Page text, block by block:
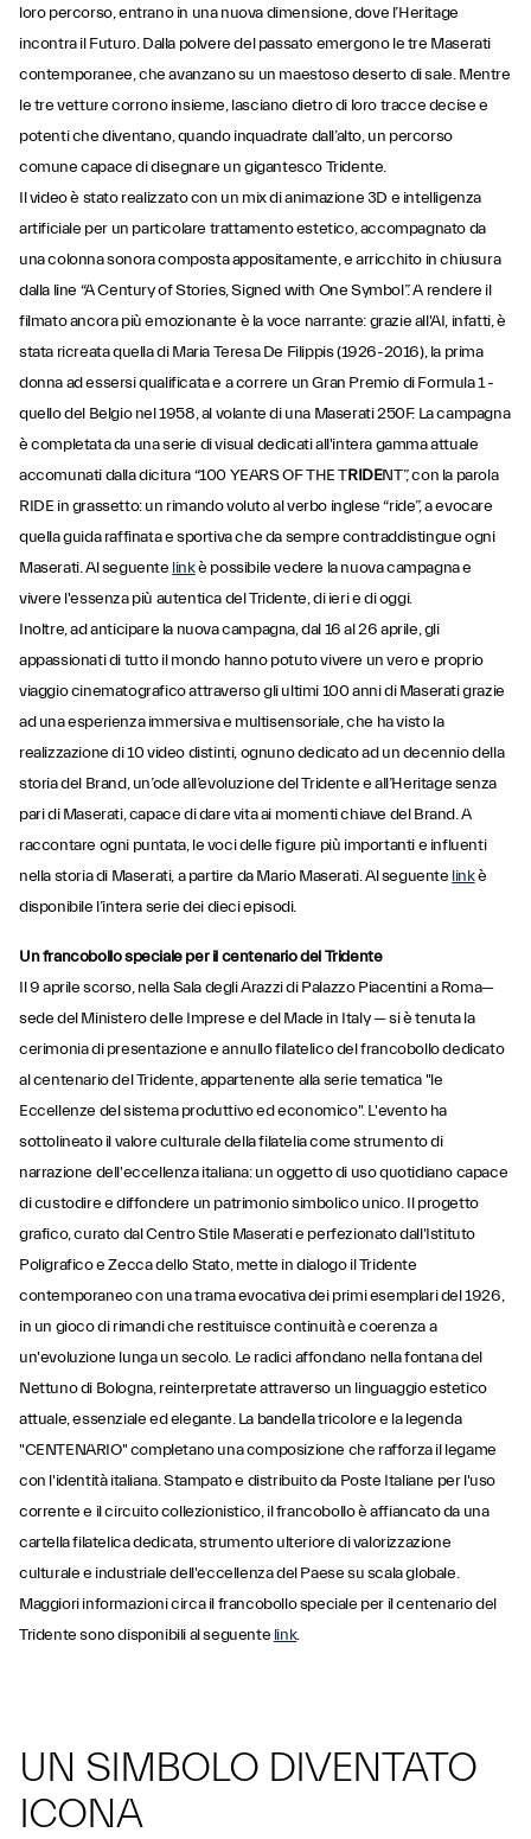
loro percorso, entrano in una nuova dimensione, dove l’Heritage
incontra il Futuro. Dalla polvere del passato emergono le tre Maserati
contemporanee, che avanzano su un maestoso deserto di sale. Mentre
le tre vetture corrono insieme, lasciano dietro di loro tracce decise e
potenti che diventano, quando inquadrate dall’alto, un percorso
comune capace di disegnare un gigantesco Tridente.
Il video è stato realizzato con un mix di animazione 3D e intelligenza
artificiale per un particolare trattamento estetico, accompagnato da
una colonna sonora composta appositamente, e arricchito in chiusura
dalla line “A Century of Stories, Signed with One Symbol”. A rendere il
filmato ancora più emozionante è la voce narrante: grazie all'AI, infatti, è
stata ricreata quella di Maria Teresa De Filippis (1926-2016), la prima
donna ad essersi qualificata e a correre un Gran Premio di Formula 1 -
quello del Belgio nel 1958, al volante di una Maserati 250F. La campagna
è completata da una serie di visual dedicati all'intera gamma attuale
accomunati dalla dicitura “100 YEARS OF THE TRIDENT”, con la parola
RIDE in grassetto: un rimando voluto al verbo inglese “ride”, a evocare
quella guida raffinata e sportiva che da sempre contraddistingue ogni
Maserati. Al seguente linkè possibile vedere la nuova campagna e
vivere l'essenza più autentica del Tridente, di ieri e di oggi.
Inoltre, ad anticipare la nuova campagna, dal 16 al 26 aprile, gli
appassionati di tutto il mondo hanno potuto vivere un vero e proprio
viaggio cinematografico attraverso gli ultimi 100 anni di Maserati grazie
ad una esperienza immersiva e multisensoriale, che ha visto la
realizzazione di 10 video distinti, ognuno dedicato ad un decennio della
storia del Brand, un’ode all’evoluzione del Tridente e all’Heritage senza
pari di Maserati, capace di dare vita ai momenti chiave del Brand. A
raccontare ogni puntata, le voci delle figure più importanti e influenti
nella storia di Maserati, a partire da Mario Maserati. Al seguente linkè
disponibile l’intera serie dei dieci episodi.
Un francobollo speciale per il centenario del Tridente
Il 9 aprile scorso, nella Sala degli Arazzi di Palazzo Piacentini a Roma—
sede del Ministero delle Imprese e del Made in Italy — si è tenuta la
cerimonia di presentazione e annullo filatelico del francobollo dedicato
al centenario del Tridente, appartenente alla serie tematica "le
Eccellenze del sistema produttivo ed economico". L'evento ha
sottolineato il valore culturale della filatelia come strumento di
narrazione dell'eccellenza italiana: un oggetto di uso quotidiano capace
di custodire e diffondere un patrimonio simbolico unico. Il progetto
grafico, curato dal Centro Stile Maserati e perfezionato dall'Istituto
Poligrafico e Zecca dello Stato, mette in dialogo il Tridente
contemporaneo con una trama evocativa dei primi esemplari del 1926,
in un gioco di rimandi che restituisce continuità e coerenza a
un'evoluzione lunga un secolo. Le radici affondano nella fontana del
Nettuno di Bologna, reinterpretate attraverso un linguaggio estetico
attuale, essenziale ed elegante. La bandella tricolore e la legenda
"CENTENARIO" completano una composizione che rafforza il legame
con l'identità italiana. Stampato e distribuito da Poste Italiane per l'uso
corrente e il circuito collezionistico, il francobollo è affiancato da una
cartella filatelica dedicata, strumento ulteriore di valorizzazione
culturale e industriale dell'eccellenza del Paese su scala globale.
Maggiori informazioni circa il francobollo speciale per il centenario del
Tridente sono disponibili al seguente link.
UN SIMBOLO DIVENTATO
ICONA